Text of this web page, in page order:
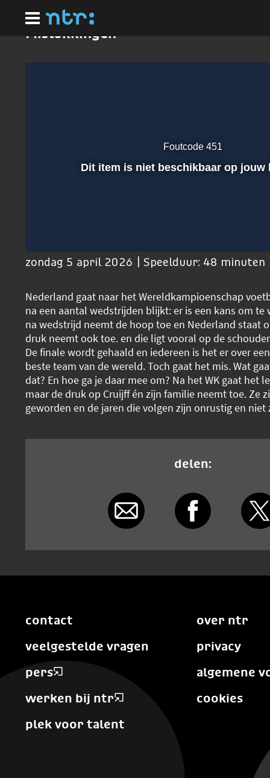
hoofdinhoud
Mislukkingen
Afspelen
Foutcode 451
Dit item is niet beschikbaar op jouw
zondag 5 april 2026 | Speelduur: 48 minuten
Nederland gaat naar het Wereldkampioenschap
na een aantal wedstrijden blijkt: er is een kans om te
na wedstrijd neemt de hoop toe en Nederland staat
druk neemt ook toe. en die ligt vooral op de
De finale wordt gehaald en iedereen is het er over
beste team van de wereld. Toch gaat het mis. Wat
dat? En hoe ga je daar mee om? Na het WK gaat het
maar de druk op Cruijff én zijn familie neemt toe. Ze
geworden en de jaren die volgen zijn onrustig en
delen:
contact
veelgestelde vragen
pers
werken bij ntr
plek voor talent
over ntr
privacy
algemene
cookies